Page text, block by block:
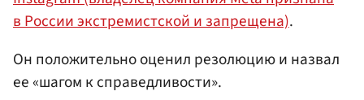
в России экстремистской и запрещена).
Он положительно оценил резолюцию и назвал
ее «шагом к справедливости».